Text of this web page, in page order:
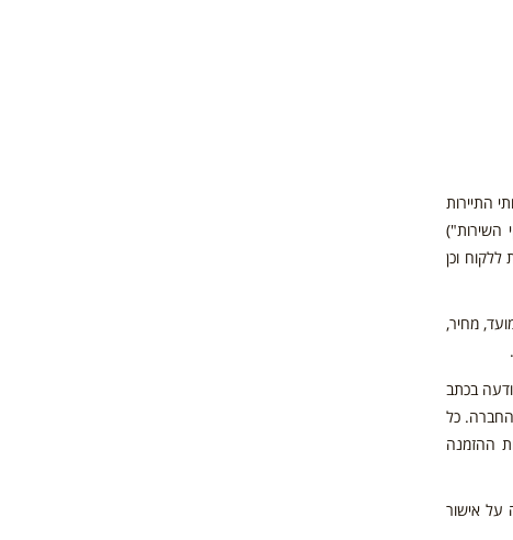
התיירות
השירות")
וכן
מחיר,
בכתב
החברה. כל
ההזמנה
על אישור